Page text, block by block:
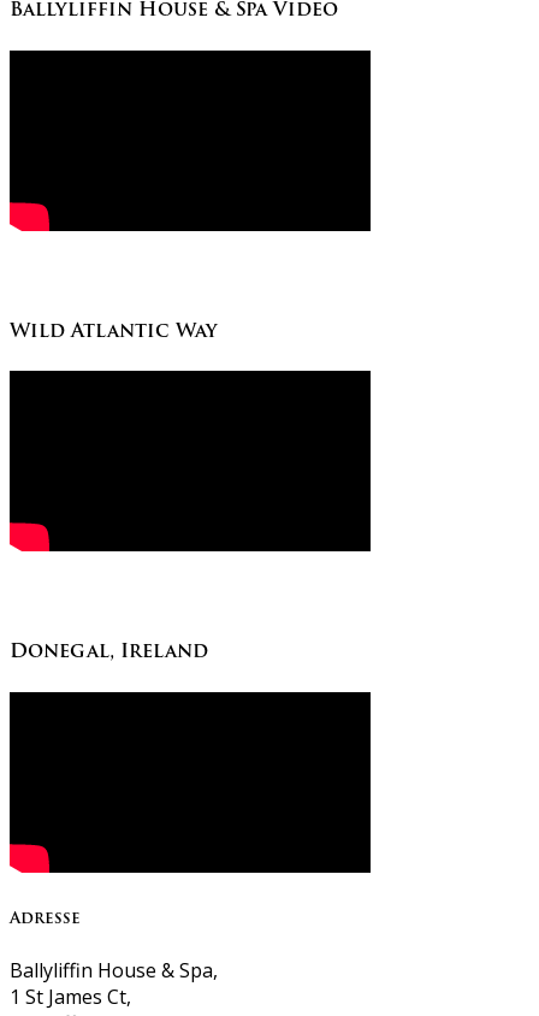
Ballyliffin House & Spa Video
Wild Atlantic Way
Donegal, Ireland
Adresse
Ballyliffin House & Spa,
1 St James Ct,